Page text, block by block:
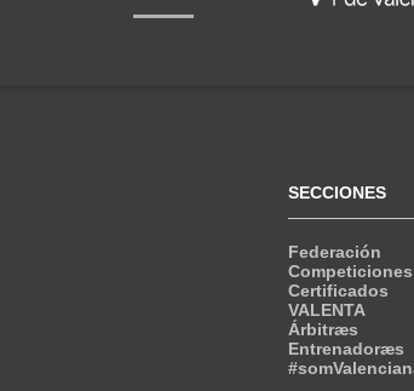
SECCIONES
Federación
Competiciones
Certificados
VALENTA
Árbitræs
Entrenadoræs